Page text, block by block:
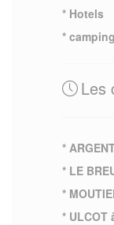
* Hotels
*
Les
*
* LE
*
* ULCOT